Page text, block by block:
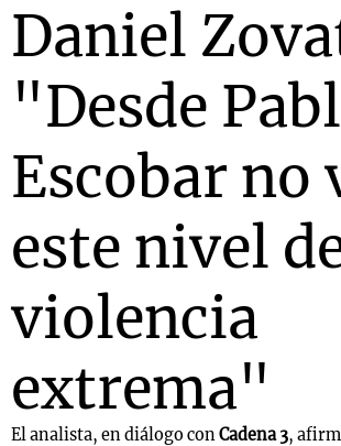
Daniel
"Desde
Escobar no
este nivel
violencia
extrema"
El analista, en diálogo conCadena 3,